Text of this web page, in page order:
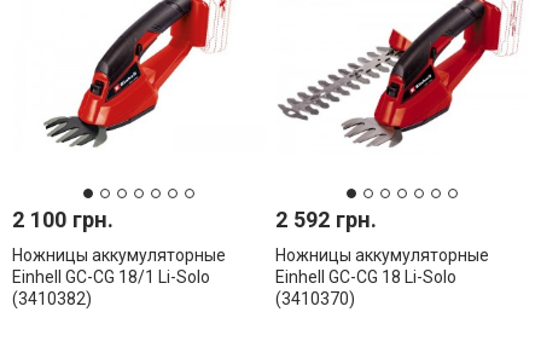
2 100 грн.
Ножницы аккумуляторные
Einhell GC-CG 18/1 Li-Solo
(3410382)
2 592 грн.
Ножницы аккумуляторные
Einhell GC-CG 18 Li-Solo
(3410370)